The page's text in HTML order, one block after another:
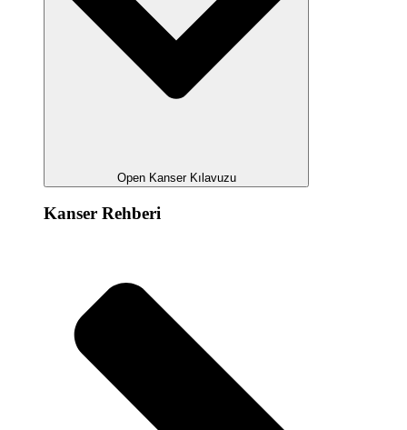
Open Kanser Kılavuzu
Kanser Rehberi